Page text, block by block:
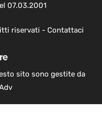
07.03.2001
riservati - Contattaci
sito sono gestite da